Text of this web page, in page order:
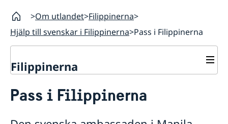
Om utlandet Filippinerna
Hjälp till svenskar i Filippinerna Pass i Filippinerna
Filippinerna
Hjälp till svenskar i Filippinerna
Pass i Filippinerna